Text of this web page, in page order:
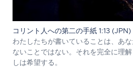
コリント人への第二の手紙 1:13 (JPN)
わたしたちが書いていることは、あ
ないことではない。それを完全に理
しは希望する。